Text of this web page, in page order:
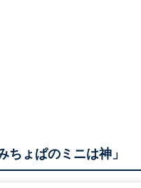
ちょぱのミニは神」